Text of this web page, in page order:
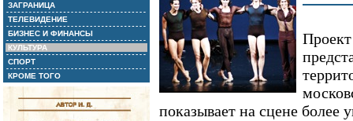
ЗАГРАНИЦА
ТЕЛЕВИДЕНИЕ
БИЗНЕС И ФИНАНСЫ
КУЛЬТУРА
СПОРТ
КРОМЕ ТОГО
показывает на сцене более